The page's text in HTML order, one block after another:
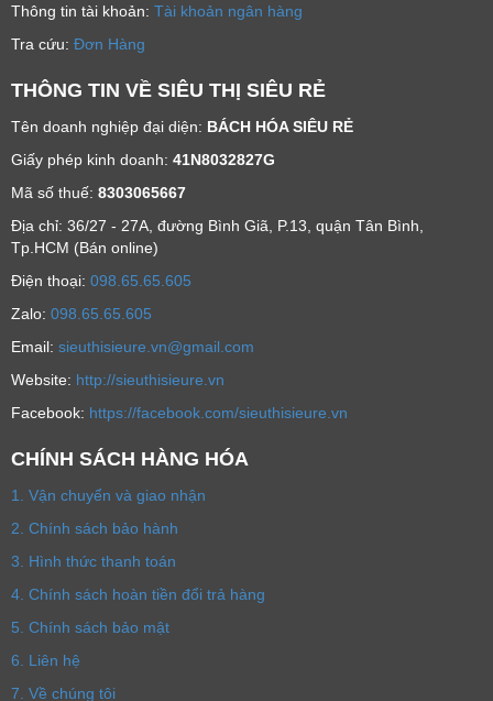
Thông tin tài khoản: Tài khoản ngân hàng
Tra cứu: Đơn Hàng
THÔNG TIN VỀ SIÊU THỊ SIÊU RẺ
Tên doanh nghiệp đại diện: BÁCH HÓA SIÊU RẺ
Giấy phép kinh doanh: 41N8032827G
Mã số thuế: 8303065667
Địa chỉ: 36/27 - 27A, đường Bình Giã, P.13, quận Tân Bình,
Tp.HCM (Bán online)
Ðiện thoại: 098.65.65.605
Zalo: 098.65.65.605
Email: sieuthisieure.vn@gmail.com
Website: http://sieuthisieure.vn
Facebook: https://facebook.com/sieuthisieure.vn
CHÍNH SÁCH HÀNG HÓA
1. Vận chuyển và giao nhận
2. Chính sách bảo hành
3. Hình thức thanh toán
4. Chính sách hoàn tiền đổi trả hàng
5. Chính sách bảo mật
6. Liên hệ
7. Về chúng tôi